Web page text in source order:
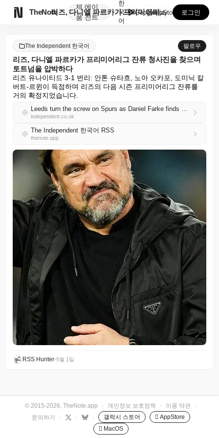
TheNote
제
품
에이
전트
리즈, 다니엘 파르카가 프리미어리그 잔류 청사진을 찾으...
한
국
어
GooglePlay
AppStore 로그인
The Independent 한국어 팔로우
리즈, 다니엘 파르카가 프리미어리그 잔류 청사진을 찾으며
토트넘을 압박하다
리즈 유나이티드 3-1 번리: 안톤 슈타흐, 노아 오카포, 도미닉 칼
버트-르윈이 득점하며 리즈의 다음 시즌 프리미어리그 잔류를
거의 확정지었습니다.
Leeds turn the screw on Spurs as Daniel Farke finds blueprint for Premier League survival
independent.co.uk
The Independent 한국어 RSS
thenote.app
RSS Hunter•5월 1일
© 2015-2026, TheNote.app · 개인정보 보호정책 · 이용 약관
·
문의하기
· · · 갤럭시 스토어
 AppStore
 MacOS